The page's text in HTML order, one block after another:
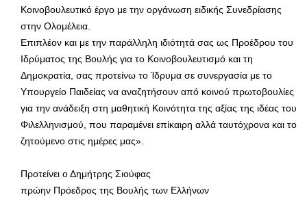
Κοινοβουλευτικό έργο με την οργάνωση ειδικής Συνεδρίασης
στην Ολομέλεια.
Επιπλέον και με την παράλληλη ιδιότητά σας ως Προέδρου του
Ιδρύματος της Βουλής για το Κοινοβουλευτισμό και τη
Δημοκρατία, σας προτείνω το Ίδρυμα σε συνεργασία με το
Υπουργείο Παιδείας να αναζητήσουν από κοινού πρωτοβουλίες
για την ανάδειξη στη μαθητική Κοινότητα της αξίας της ιδέας του
Φιλελληνισμού, που παραμένει επίκαιρη αλλά ταυτόχρονα και το
ζητούμενο στις ημέρες μας».
Προτείνει ο Δημήτρης Σιούφας
πρώην Πρόεδρος της Βουλής των Ελλήνων